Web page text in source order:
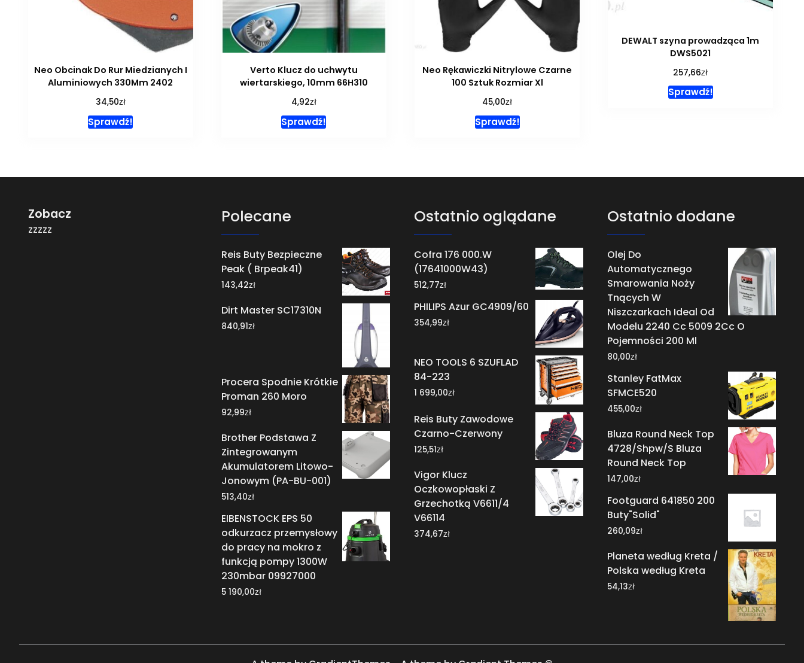
Neo Obcinak Do Rur Miedzianych I
Aluminiowych 330Mm 2402
34,50zł
Sprawdź!
Verto Klucz do uchwytu
wiertarskiego, 10mm 66H310
4,92zł
Sprawdź!
Neo Rękawiczki Nitrylowe Czarne
100 Sztuk Rozmiar Xl
45,00zł
Sprawdź!
DEWALT szyna prowadząca 1m
DWS5021
257,66zł
Sprawdź!
Zobacz
zzzzz
Polecane
Reis Buty Bezpieczne
Peak ( Brpeak41)
143,42zł
Dirt Master SC17310N
840,91zł
Procera Spodnie Krótkie
Proman 260 Moro
92,99zł
Brother Podstawa Z
Zintegrowanym
Akumulatorem Litowo-
Jonowym (PA-BU-001)
513,40zł
EIBENSTOCK EPS 50
odkurzacz przemysłowy
do pracy na mokro z
funkcją pompy 1300W
230mbar 09927000
5 190,00zł
Ostatnio oglądane
Cofra 176 000.W
(17641000W43)
512,77zł
PHILIPS Azur GC4909/60
354,99zł
NEO TOOLS 6 SZUFLAD
84-223
1 699,00zł
Reis Buty Zawodowe
Czarno-Czerwony
125,51zł
Vigor Klucz
Oczkowopłaski Z
Grzechotką V6611/4
V66114
374,67zł
Ostatnio dodane
Olej Do
Automatycznego
Smarowania Noży
Tnących W
Niszczarkach Ideal Od
Modelu 2240 Cc 5009 2Cc O
Pojemności 200 Ml
80,00zł
Stanley FatMax
SFMCE520
455,00zł
Bluza Round Neck Top
4728/Shpw/S Bluza
Round Neck Top
147,00zł
Footguard 641850 200
Buty"Solid"
260,09zł
Planeta według Kreta /
Polska według Kreta
54,13zł